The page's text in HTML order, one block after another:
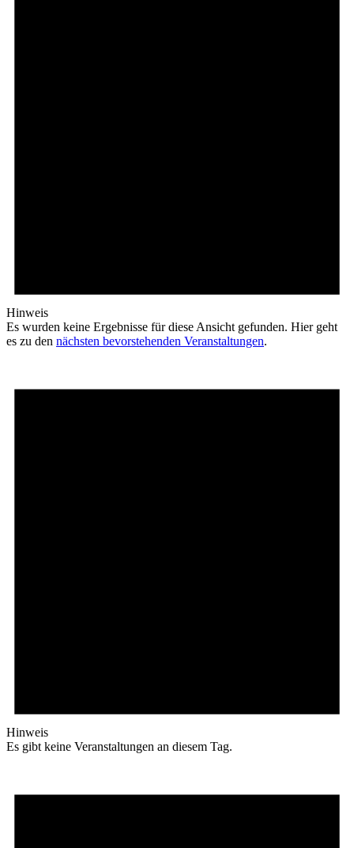
Hinweis
Es wurden keine Ergebnisse für diese Ansicht gefunden. Hier geht
es zu den nächsten bevorstehenden Veranstaltungen.
Hinweis
Es gibt keine Veranstaltungen an diesem Tag.